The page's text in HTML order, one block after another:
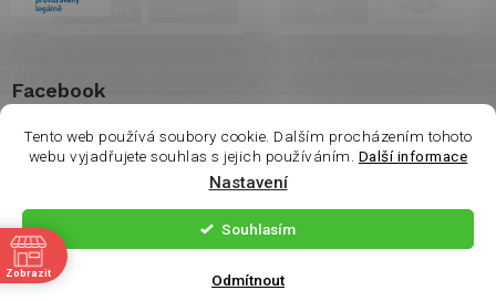
Tento web používá soubory cookie. Dalším procházením tohoto
webu vyjadřujete souhlas s jejich používáním. Další informace
Nastavení
Odmítnout
Souhlasím
Facebook
Vytvořil Shoptet | Nakódoval
Copyright 2026 shop Wasco. Všechna práva vyhrazena.
Zobrazit